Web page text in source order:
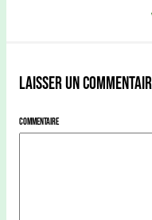
Laisser un
Commentaire